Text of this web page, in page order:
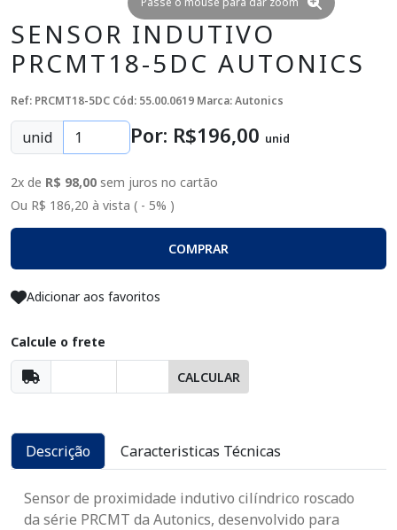
SENSOR INDUTIVO
PRCMT18-5DC AUTONICS
Ref: PRCMT18-5DC Cód: 55.00.0619 Marca: Autonics
unid Por: R$196,00 unid
2x de R$ 98,00 sem juros no cartão
Ou R$ 186,20 à vista ( - 5% )
COMPRAR
Adicionar aos favoritos
Calcule o frete
CALCULAR
Descrição Caracteristicas Técnicas
Sensor de proximidade indutivo cilíndrico roscado
da série PRCMT da Autonics, desenvolvido para